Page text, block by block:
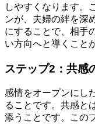
しやすくなります。
ンが、夫婦の絆を深
にすることで、相手
い方向へと導くこと
ステップ2：共感
感情をオープンにし
ることです。共感と
添うことです。この